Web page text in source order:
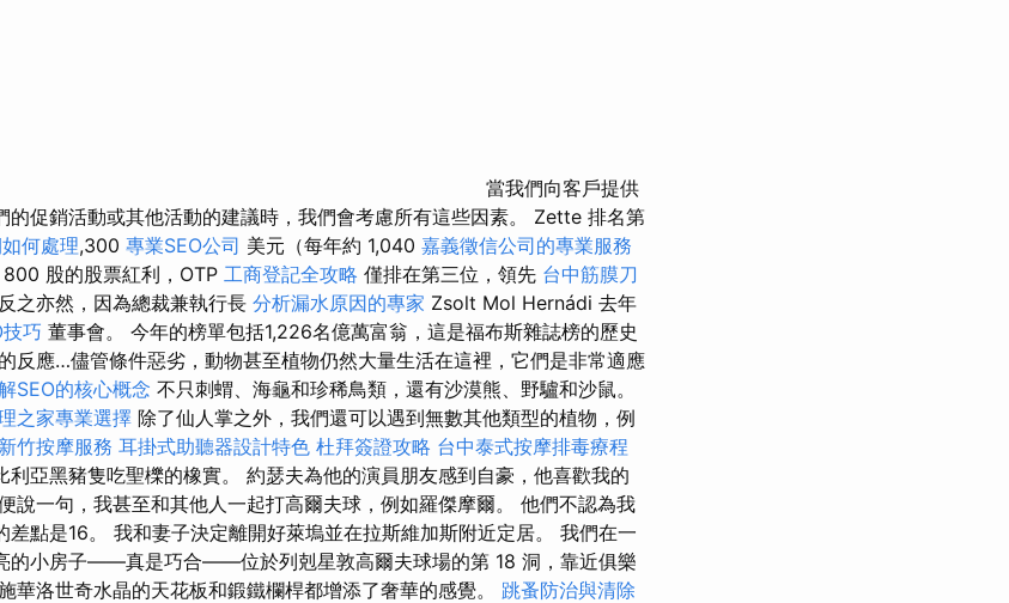
當我們向客戶提供
的促銷活動或其他活動的建議時，我們會考慮所有這些因素。 Zette 排名第
何處理,300 專業SEO公司 美元（每年約 1,040 嘉義徵信公司的專業服務
股的股票紅利，OTP 工商登記全攻略 僅排在第三位，領先 台中筋膜刀
之亦然，因為總裁兼執行長 分析漏水原因的專家 Zsolt Mol Hernádi 去年
巧 董事會。 今年的榜單包括1,226名億萬富翁，這是福布斯雜誌榜的歷史
反應…儘管條件惡劣，動物甚至植物仍然大量生活在這裡，它們是非常適應
SEO的核心概念 不只刺蝟、海龜和珍稀鳥類，還有沙漠熊、野驢和沙鼠。
之家專業選擇 除了仙人掌之外，我們還可以遇到無數其他類型的植物，例
新竹按摩服務 耳掛式助聽器設計特色 杜拜簽證攻略 台中泰式按摩排毒療程
利亞黑豬隻吃聖櫟的橡實。 約瑟夫為他的演員朋友感到自豪，他喜歡我的
說一句，我甚至和其他人一起打高爾夫球，例如羅傑摩爾。 他們不認為我
差點是16。 我和妻子決定離開好萊塢並在拉斯維加斯附近定居。 我們在一
的小房子——真是巧合——位於列剋星敦高爾夫球場的第 18 洞，靠近俱樂
華洛世奇水晶的天花板和鍛鐵欄桿都增添了奢華的感覺。 跳蚤防治與清除